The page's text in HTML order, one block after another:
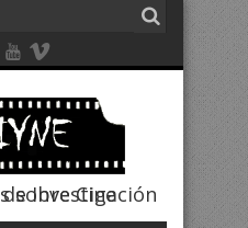
Estudios sobre Cine